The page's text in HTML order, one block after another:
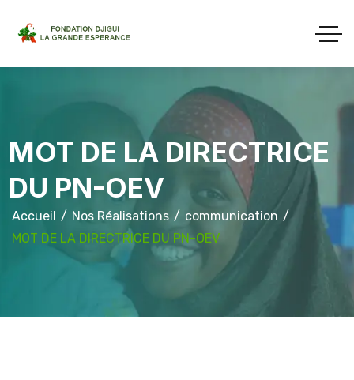
MOT DE LA DIRECTRICE
DU PN-OEV
Accueil Nos Réalisations
communication
MOT DE LA DIRECTRICE DU PN-OEV